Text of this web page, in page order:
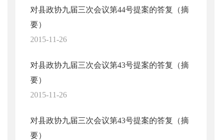
对县政协九届三次会议第44号提案的答复（摘
要）
2015-11-26
对县政协九届三次会议第43号提案的答复（摘
要）
2015-11-26
对县政协九届三次会议第43号提案的答复（摘
要）